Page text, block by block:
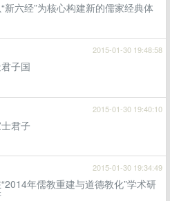
“新六经”为核心构建新的儒家经典体
2015-01-30 19:48:58
君子国
2015-01-30 19:40:10
士君子
2015-01-30 19:34:49
“2014年儒教重建与道德教化”学术研